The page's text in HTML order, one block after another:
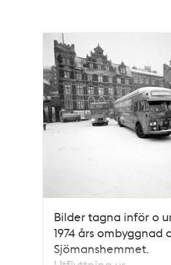
Bilder tagna inför o
1974 års ombyggnad
Sjömanshemmet.